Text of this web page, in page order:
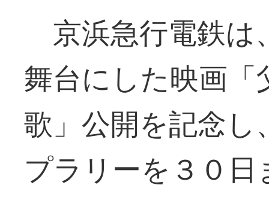
京浜急行電鉄は
舞台にした映画
歌」公開を記念
プラリーを３０